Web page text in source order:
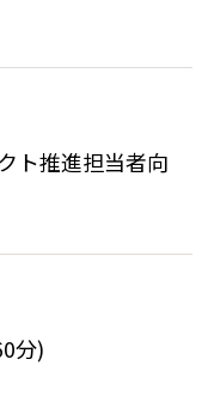
ト推進担当者向
分)